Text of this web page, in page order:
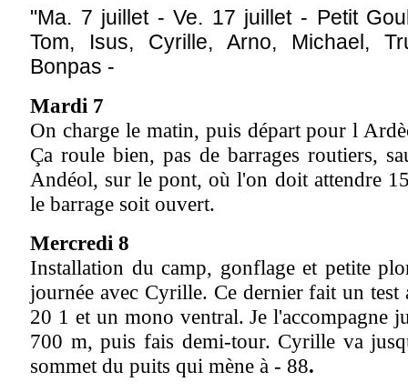
"Ma. 7 juillet - Ve. 17 juillet - Petit
Tom, Isus, Cyrille, Arno, Michael,
Bonpas -
Mardi 7
On charge le matin, puis départ pour l
Ça roule bien, pas de barrages routiers,
Andéol, sur le pont, où l'on doit attendre
le barrage soit ouvert.
Mercredi 8
Installation du camp, gonflage et petite
journée avec Cyrille. Ce dernier fait un test
20 1 et un mono ventral. Je l'accompagne
700 m, puis fais demi-tour. Cyrille va
sommet du puits qui mène à - 88.